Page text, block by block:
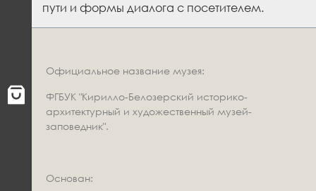
пути и формы диалога с посетителем.
Официальное название музея:
ФГБУК "Кирилло-Белозерский историко-
архитектурный и художественный музей-
заповедник".
Основан: